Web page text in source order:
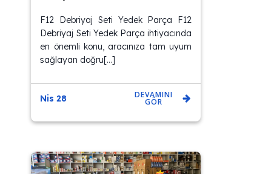
F12 Debriyaj Seti Yedek Parça F12
Debriyaj Seti Yedek Parça ihtiyacında
en önemli konu, aracınıza tam uyum
sağlayan doğru[…]
Nis 28 DEVAMINI
GÖR